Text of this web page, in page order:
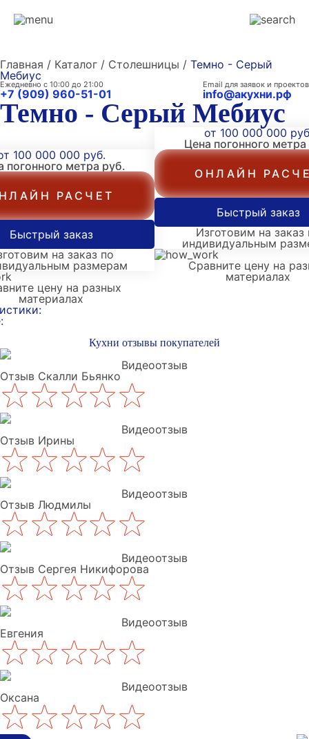
Главная / Каталог / Столешницы / Темно - Серый
Мебиус
Ежедневно с 10:00 до 21:00
+7 (909) 960-51-01
Email для заявок и проектов
info@акухни.рф
Темно - Серый Мебиус
100 000 000 руб.
погонного метра руб.
РАСЧЕТ
Быстрый заказ
на заказ по
размерам
цену на разных
материалах
от 100 000 000
Цена погонного метра
ОНЛАЙН
Быстрый заказ
Изготовим на заказ
индивидуальным
Сравните цену на
материалах
Кухни отзывы покупателей
Видеоотзыв
Отзыв Скалли Бьянко
Видеоотзыв
Отзыв Ирины
Видеоотзыв
Отзыв Людмилы
Видеоотзыв
Отзыв Сергея Никифорова
Видеоотзыв
Евгения
Видеоотзыв
Оксана